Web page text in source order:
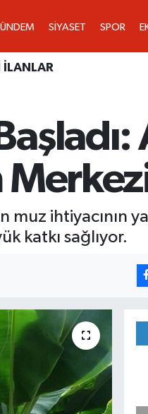
SİYASET SPOR
İLANLAR
ihtiyacının
katkı sağlıyor.